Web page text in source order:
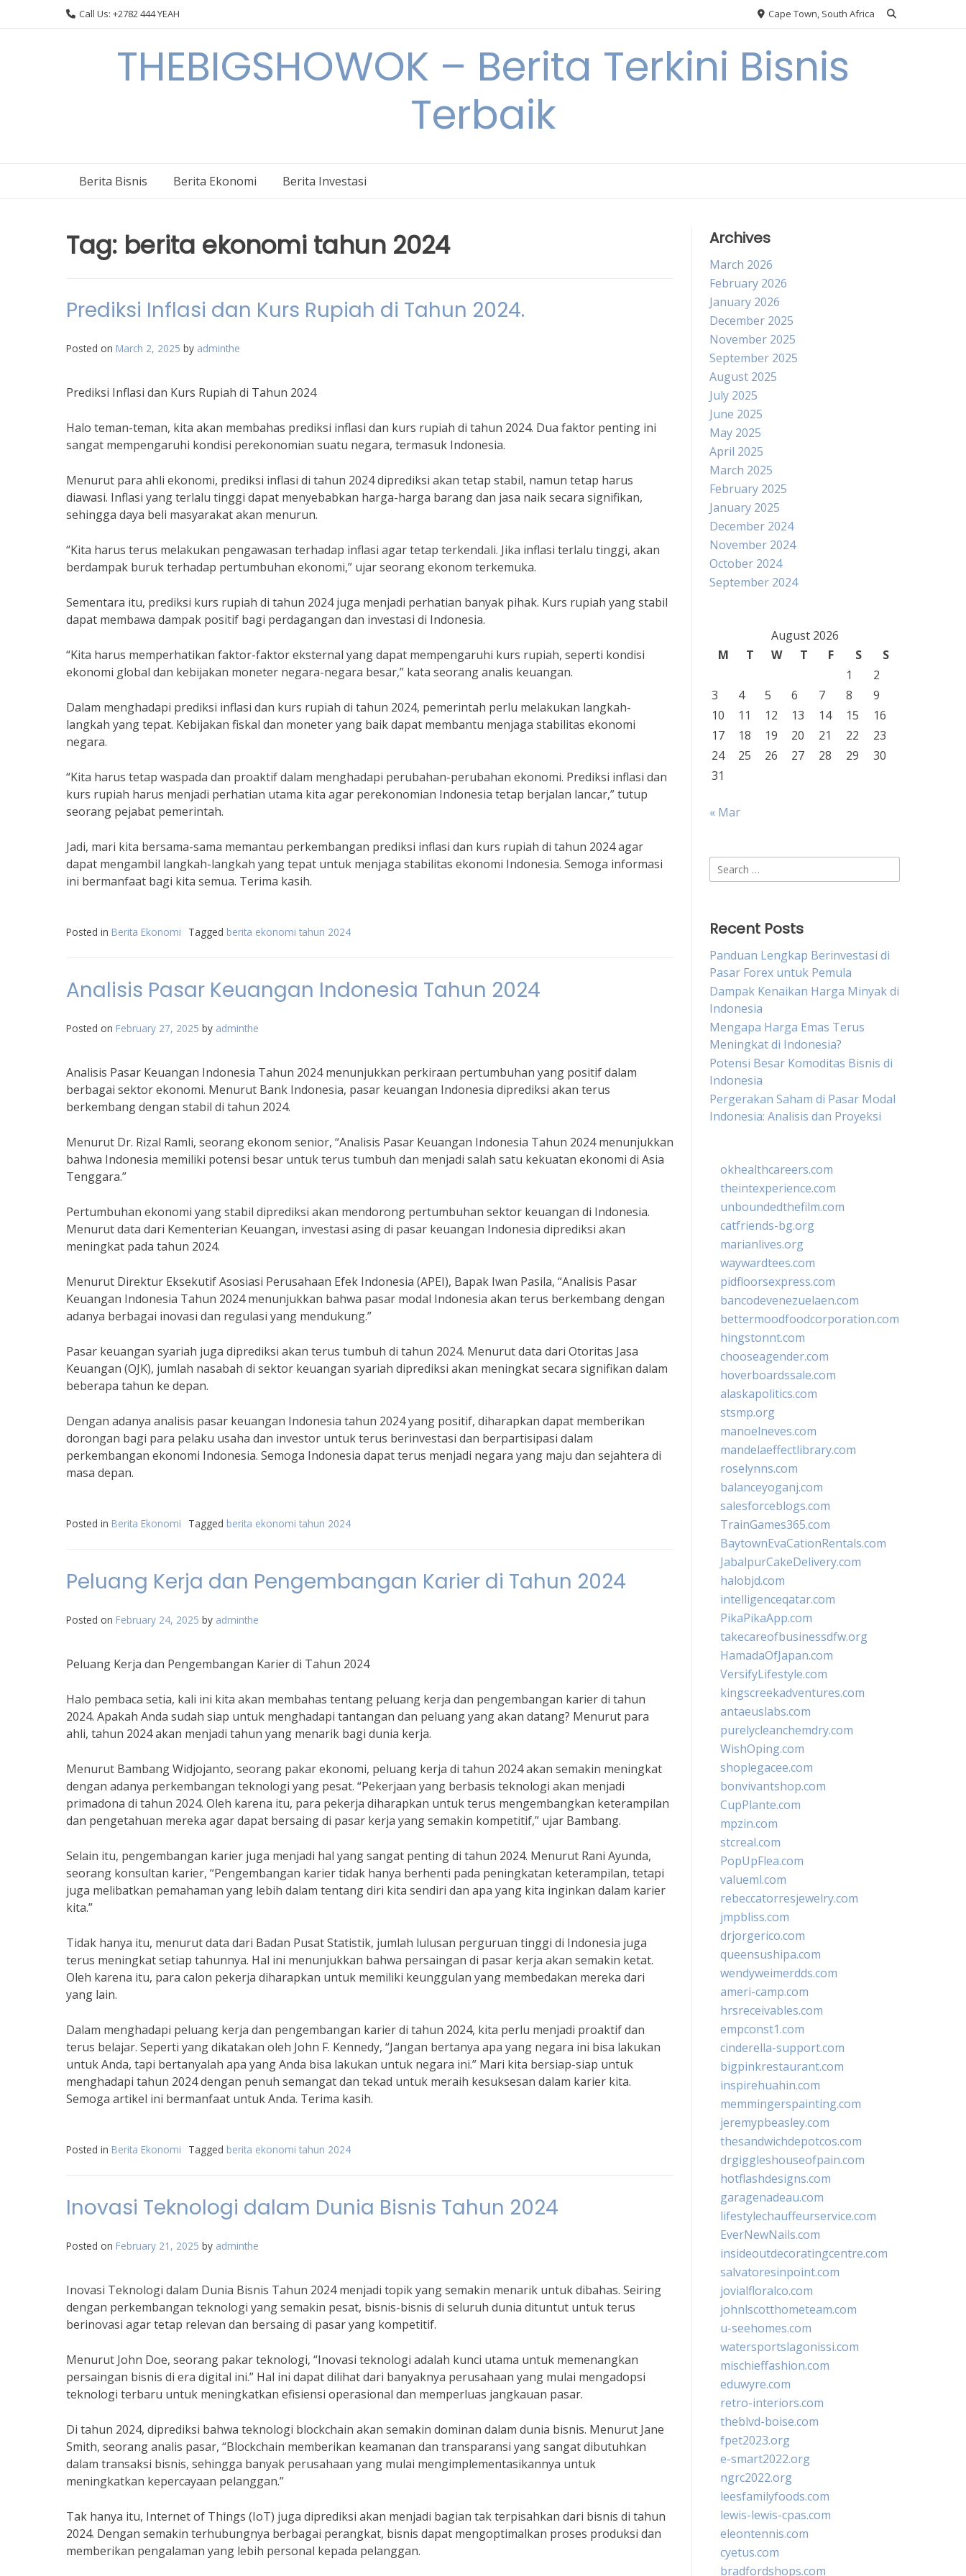
Call Us: +2782 444 YEAH Cape Town, South Africa
THEBIGSHOWOK – Berita Terkini Bisnis
Terbaik
Berita Bisnis Berita Ekonomi Berita Investasi
Tag: berita ekonomi tahun 2024
Prediksi Inflasi dan Kurs Rupiah di Tahun 2024.
Posted on March 2, 2025 by adminthe
Prediksi Inflasi dan Kurs Rupiah di Tahun 2024
Halo teman-teman, kita akan membahas prediksi inflasi dan kurs rupiah di tahun 2024. Dua faktor penting ini
sangat mempengaruhi kondisi perekonomian suatu negara, termasuk Indonesia.
Menurut para ahli ekonomi, prediksi inflasi di tahun 2024 diprediksi akan tetap stabil, namun tetap harus
diawasi. Inflasi yang terlalu tinggi dapat menyebabkan harga-harga barang dan jasa naik secara signifikan,
sehingga daya beli masyarakat akan menurun.
“Kita harus terus melakukan pengawasan terhadap inflasi agar tetap terkendali. Jika inflasi terlalu tinggi, akan
berdampak buruk terhadap pertumbuhan ekonomi,” ujar seorang ekonom terkemuka.
Sementara itu, prediksi kurs rupiah di tahun 2024 juga menjadi perhatian banyak pihak. Kurs rupiah yang stabil
dapat membawa dampak positif bagi perdagangan dan investasi di Indonesia.
“Kita harus memperhatikan faktor-faktor eksternal yang dapat mempengaruhi kurs rupiah, seperti kondisi
ekonomi global dan kebijakan moneter negara-negara besar,” kata seorang analis keuangan.
Dalam menghadapi prediksi inflasi dan kurs rupiah di tahun 2024, pemerintah perlu melakukan langkah-
langkah yang tepat. Kebijakan fiskal dan moneter yang baik dapat membantu menjaga stabilitas ekonomi
negara.
“Kita harus tetap waspada dan proaktif dalam menghadapi perubahan-perubahan ekonomi. Prediksi inflasi dan
kurs rupiah harus menjadi perhatian utama kita agar perekonomian Indonesia tetap berjalan lancar,” tutup
seorang pejabat pemerintah.
Jadi, mari kita bersama-sama memantau perkembangan prediksi inflasi dan kurs rupiah di tahun 2024 agar
dapat mengambil langkah-langkah yang tepat untuk menjaga stabilitas ekonomi Indonesia. Semoga informasi
ini bermanfaat bagi kita semua. Terima kasih.
Posted in Berita Ekonomi Tagged berita ekonomi tahun 2024
Analisis Pasar Keuangan Indonesia Tahun 2024
Posted on February 27, 2025 by adminthe
Analisis Pasar Keuangan Indonesia Tahun 2024 menunjukkan perkiraan pertumbuhan yang positif dalam
berbagai sektor ekonomi. Menurut Bank Indonesia, pasar keuangan Indonesia diprediksi akan terus
berkembang dengan stabil di tahun 2024.
Menurut Dr. Rizal Ramli, seorang ekonom senior, “Analisis Pasar Keuangan Indonesia Tahun 2024 menunjukkan
bahwa Indonesia memiliki potensi besar untuk terus tumbuh dan menjadi salah satu kekuatan ekonomi di Asia
Tenggara.”
Pertumbuhan ekonomi yang stabil diprediksi akan mendorong pertumbuhan sektor keuangan di Indonesia.
Menurut data dari Kementerian Keuangan, investasi asing di pasar keuangan Indonesia diprediksi akan
meningkat pada tahun 2024.
Menurut Direktur Eksekutif Asosiasi Perusahaan Efek Indonesia (APEI), Bapak Iwan Pasila, “Analisis Pasar
Keuangan Indonesia Tahun 2024 menunjukkan bahwa pasar modal Indonesia akan terus berkembang dengan
adanya berbagai inovasi dan regulasi yang mendukung.”
Pasar keuangan syariah juga diprediksi akan terus tumbuh di tahun 2024. Menurut data dari Otoritas Jasa
Keuangan (OJK), jumlah nasabah di sektor keuangan syariah diprediksi akan meningkat secara signifikan dalam
beberapa tahun ke depan.
Dengan adanya analisis pasar keuangan Indonesia tahun 2024 yang positif, diharapkan dapat memberikan
dorongan bagi para pelaku usaha dan investor untuk terus berinvestasi dan berpartisipasi dalam
perkembangan ekonomi Indonesia. Semoga Indonesia dapat terus menjadi negara yang maju dan sejahtera di
masa depan.
Posted in Berita Ekonomi Tagged berita ekonomi tahun 2024
Peluang Kerja dan Pengembangan Karier di Tahun 2024
Posted on February 24, 2025 by adminthe
Peluang Kerja dan Pengembangan Karier di Tahun 2024
Halo pembaca setia, kali ini kita akan membahas tentang peluang kerja dan pengembangan karier di tahun
2024. Apakah Anda sudah siap untuk menghadapi tantangan dan peluang yang akan datang? Menurut para
ahli, tahun 2024 akan menjadi tahun yang menarik bagi dunia kerja.
Menurut Bambang Widjojanto, seorang pakar ekonomi, peluang kerja di tahun 2024 akan semakin meningkat
dengan adanya perkembangan teknologi yang pesat. “Pekerjaan yang berbasis teknologi akan menjadi
primadona di tahun 2024. Oleh karena itu, para pekerja diharapkan untuk terus mengembangkan keterampilan
dan pengetahuan mereka agar dapat bersaing di pasar kerja yang semakin kompetitif,” ujar Bambang.
Selain itu, pengembangan karier juga menjadi hal yang sangat penting di tahun 2024. Menurut Rani Ayunda,
seorang konsultan karier, “Pengembangan karier tidak hanya berhenti pada peningkatan keterampilan, tetapi
juga melibatkan pemahaman yang lebih dalam tentang diri kita sendiri dan apa yang kita inginkan dalam karier
kita.”
Tidak hanya itu, menurut data dari Badan Pusat Statistik, jumlah lulusan perguruan tinggi di Indonesia juga
terus meningkat setiap tahunnya. Hal ini menunjukkan bahwa persaingan di pasar kerja akan semakin ketat.
Oleh karena itu, para calon pekerja diharapkan untuk memiliki keunggulan yang membedakan mereka dari
yang lain.
Dalam menghadapi peluang kerja dan pengembangan karier di tahun 2024, kita perlu menjadi proaktif dan
terus belajar. Seperti yang dikatakan oleh John F. Kennedy, “Jangan bertanya apa yang negara ini bisa lakukan
untuk Anda, tapi bertanyalah apa yang Anda bisa lakukan untuk negara ini.” Mari kita bersiap-siap untuk
menghadapi tahun 2024 dengan penuh semangat dan tekad untuk meraih kesuksesan dalam karier kita.
Semoga artikel ini bermanfaat untuk Anda. Terima kasih.
Posted in Berita Ekonomi Tagged berita ekonomi tahun 2024
Inovasi Teknologi dalam Dunia Bisnis Tahun 2024
Posted on February 21, 2025 by adminthe
Inovasi Teknologi dalam Dunia Bisnis Tahun 2024 menjadi topik yang semakin menarik untuk dibahas. Seiring
dengan perkembangan teknologi yang semakin pesat, bisnis-bisnis di seluruh dunia dituntut untuk terus
berinovasi agar tetap relevan dan bersaing di pasar yang kompetitif.
Menurut John Doe, seorang pakar teknologi, “Inovasi teknologi adalah kunci utama untuk memenangkan
persaingan bisnis di era digital ini.” Hal ini dapat dilihat dari banyaknya perusahaan yang mulai mengadopsi
teknologi terbaru untuk meningkatkan efisiensi operasional dan memperluas jangkauan pasar.
Di tahun 2024, diprediksi bahwa teknologi blockchain akan semakin dominan dalam dunia bisnis. Menurut Jane
Smith, seorang analis pasar, “Blockchain memberikan keamanan dan transparansi yang sangat dibutuhkan
dalam transaksi bisnis, sehingga banyak perusahaan yang mulai mengimplementasikannya untuk
meningkatkan kepercayaan pelanggan.”
Tak hanya itu, Internet of Things (IoT) juga diprediksi akan menjadi bagian tak terpisahkan dari bisnis di tahun
2024. Dengan semakin terhubungnya berbagai perangkat, bisnis dapat mengoptimalkan proses produksi dan
memberikan pengalaman yang lebih personal kepada pelanggan.
Archives
March 2026
February 2026
January 2026
December 2025
November 2025
September 2025
August 2025
July 2025
June 2025
May 2025
April 2025
March 2025
February 2025
January 2025
December 2024
November 2024
October 2024
September 2024
August 2026
M
T W T F S
S
1
2
3
4 5 6 7 8
9
10
11 12 13 14 15
16
17
18 19 20 21 22
23
24
25 26 27 28 29
30
31
« Mar
Search
for:
Recent Posts
Panduan Lengkap Berinvestasi di
Pasar Forex untuk Pemula
Dampak Kenaikan Harga Minyak di
Indonesia
Mengapa Harga Emas Terus
Meningkat di Indonesia?
Potensi Besar Komoditas Bisnis di
Indonesia
Pergerakan Saham di Pasar Modal
Indonesia: Analisis dan Proyeksi
okhealthcareers.com
theintexperience.com
unboundedthefilm.com
catfriends-bg.org
marianlives.org
waywardtees.com
pidfloorsexpress.com
bancodevenezuelaen.com
bettermoodfoodcorporation.com
hingstonnt.com
chooseagender.com
hoverboardssale.com
alaskapolitics.com
stsmp.org
manoelneves.com
mandelaeffectlibrary.com
roselynns.com
balanceyoganj.com
salesforceblogs.com
TrainGames365.com
BaytownEvaCationRentals.com
JabalpurCakeDelivery.com
halobjd.com
intelligenceqatar.com
PikaPikaApp.com
takecareofbusinessdfw.org
HamadaOfJapan.com
VersifyLifestyle.com
kingscreekadventures.com
antaeuslabs.com
purelycleanchemdry.com
WishOping.com
shoplegacee.com
bonvivantshop.com
CupPlante.com
mpzin.com
stcreal.com
PopUpFlea.com
valueml.com
rebeccatorresjewelry.com
jmpbliss.com
drjorgerico.com
queensushipa.com
wendyweimerdds.com
ameri-camp.com
hrsreceivables.com
empconst1.com
cinderella-support.com
bigpinkrestaurant.com
inspirehuahin.com
memmingerspainting.com
jeremypbeasley.com
thesandwichdepotcos.com
drgiggleshouseofpain.com
hotflashdesigns.com
garagenadeau.com
lifestylechauffeurservice.com
EverNewNails.com
insideoutdecoratingcentre.com
salvatoresinpoint.com
jovialfloralco.com
johnlscotthometeam.com
u-seehomes.com
watersportslagonissi.com
mischieffashion.com
eduwyre.com
retro-interiors.com
theblvd-boise.com
fpet2023.org
e-smart2022.org
ngrc2022.org
leesfamilyfoods.com
lewis-lewis-cpas.com
eleontennis.com
cyetus.com
bradfordshops.com